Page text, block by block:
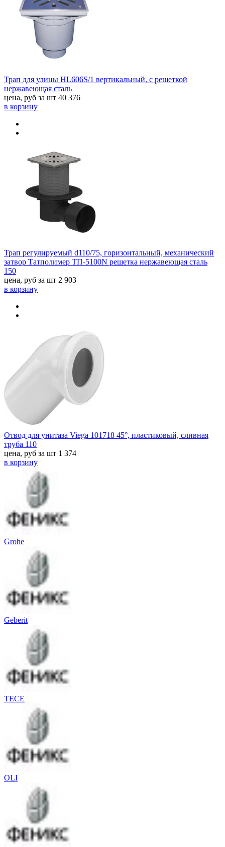
Трап для улицы HL606S/1 вертикальный, с решеткой
нержавеющая сталь
цена, руб за шт 40 376
в корзину
Трап регулируемый d110/75, горизонтальный, механический
затвор Татполимер ТП-5100N решетка нержавеющая сталь
150
цена, руб за шт 2 903
в корзину
Отвод для унитаза Viega 101718 45°, пластиковый, сливная
труба 110
цена, руб за шт 1 374
в корзину
Grohe
Geberit
TECE
OLI